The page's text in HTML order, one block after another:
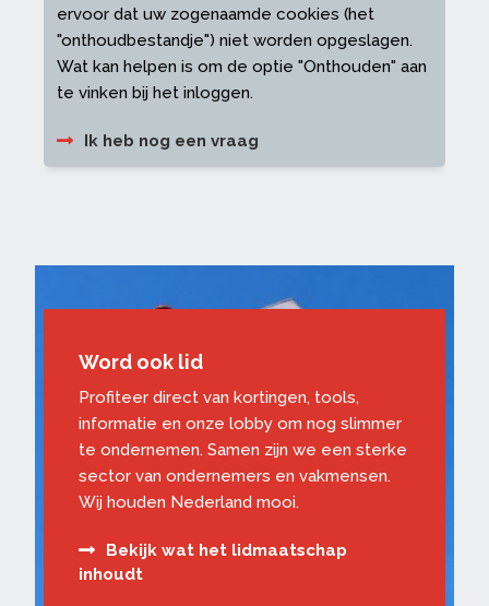
ervoor dat uw zogenaamde cookies (het
"onthoudbestandje") niet worden opgeslagen.
Wat kan helpen is om de optie "Onthouden" aan
te vinken bij het inloggen.
Ik heb nog een vraag
Word ook lid
Profiteer direct van kortingen, tools,
informatie en onze lobby om nog slimmer
te ondernemen. Samen zijn we een sterke
sector van ondernemers en vakmensen.
Wij houden Nederland mooi.
Bekijk wat het lidmaatschap
inhoudt